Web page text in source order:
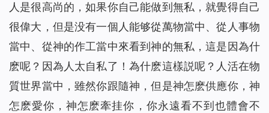
人是很高尚的，如果你自己能做到無私，就覺得自己
很偉大，但是没有一個人能够從萬物當中、從人事物
當中、從神的作工當中來看到神的無私，這是因為什
麽呢？因為人太自私了！為什麽這樣説呢？人活在物
質世界當中，雖然你跟隨神，但是神怎麽供應你，神
怎麽愛你，神怎麽牽挂你，你永遠看不到也體會不